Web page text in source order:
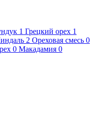
1 Грецкий орех 1
2 Ореховая смесь 0
0 Макадамия 0